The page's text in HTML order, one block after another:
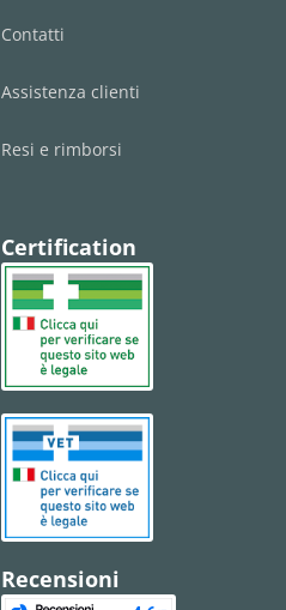
Contatti
Assistenza clienti
Resi e rimborsi
Certification
Recensioni